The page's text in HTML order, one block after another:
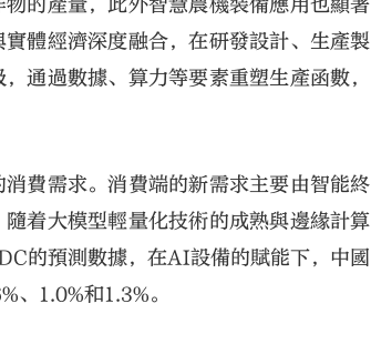
的產量，此外智慧農機裝備應用也顯著
體經濟深度融合，在研發設計、生產製
通過數據、算力等要素重塑生產函數，
費需求。消費端的新需求主要由智能終
着大模型輕量化技術的成熟與邊緣計算
的預測數據，在AI設備的賦能下，中國
1.0%和1.3%。